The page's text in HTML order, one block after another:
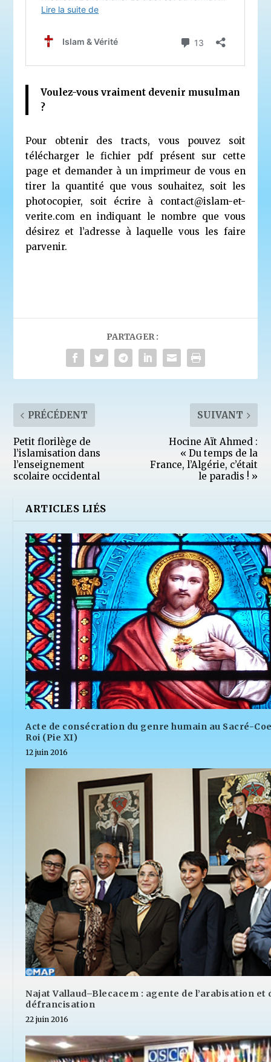
Voulez-vous vraiment devenir musulman
?
Pour obtenir des tracts, vous pouvez soit
télécharger le fichier pdf présent sur cette
page et demander à un imprimeur de vous en
tirer la quantité que vous souhaitez, soit les
photocopier, soit écrire à contact@islam-et-
verite.com en indiquant le nombre que vous
désirez et l’adresse à laquelle vous les faire
parvenir.
PARTAGER :
PRÉCÉDENT
Petit florilège de
l’islamisation dans
l’enseignement
scolaire occidental
SUIVANT
Hocine Aït Ahmed :
« Du temps de la
France, l’Algérie, c’était
le paradis ! »
ARTICLES LIÉS
Acte de consécration du genre humain au Sacré-
Roi (Pie XI)
12 juin 2016
Najat Vallaud–Blecacem : agente de l’arabisation et
défrancisation
22 juin 2016